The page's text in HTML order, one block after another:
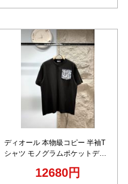
ディオール 本物級コピー 半袖T
シャツ モノグラムポケットデザ
12680円